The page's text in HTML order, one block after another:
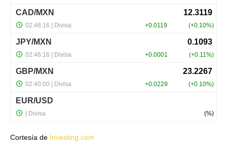
Cortesía de Investing.com